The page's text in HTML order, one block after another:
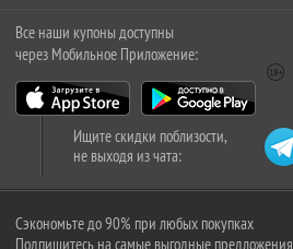
Все наши купоны доступны
через Мобильное Приложение:
Ищите скидки поблизости,
не выходя из чата:
Сэкономьте до 90% при любых покупках
Подпишитесь на самые выгодные предложения